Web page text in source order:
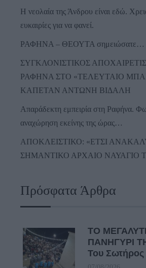
Η νεολαία της Άνδρου είναι εδώ.
ευκαιρίες για να φανεί.
ΡΑΦΗΝΑ – ΘΕΟΥΤΑ σημειώσατε…
ΣΥΓΚΛΟΝΙΣΤΙΚΟΣ
ΡΑΦΗΝΑ ΣΤΟ «ΤΕΛΕΥΤΑΙΟ
ΚΑΠΕΤΑΝ ΑΝΤΩΝΗ ΒΙΔΑΛΗ
Απαράδεκτη εμπειρία στη Ραφήνα.
αναχώρηση εκείνης της ώρας…
ΑΠΟΚΛΕΙΣΤΙΚΟ: «ΕΤΣΙ
ΣΗΜΑΝΤΙΚΟ ΑΡΧΑΙΟ ΝΑΥΑΓΙΟ
Πρόσφατα Άρθρα
ΤΟ
ΠΑΝΗΓΥΡΙ
Του